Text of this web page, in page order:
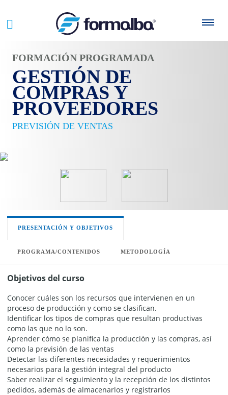
FORMACIÓN PROGRAMADA
GESTIÓN DE
COMPRAS Y
PROVEEDORES
PREVISIÓN DE VENTAS
PRESENTACIÓN Y OBJETIVOS
PROGRAMA/CONTENIDOS METODOLOGÍA
Objetivos del curso
Conocer cuáles son los recursos que intervienen en un
proceso de producción y como se clasifican.
Identificar los tipos de compras que resultan productivas
como las que no lo son.
Aprender cómo se planifica la producción y las compras, así
como la previsión de las ventas
Detectar las diferentes necesidades y requerimientos
necesarios para la gestión integral del producto
Saber realizar el seguimiento y la recepción de los distintos
pedidos, además de almacenarlos y registrarlos